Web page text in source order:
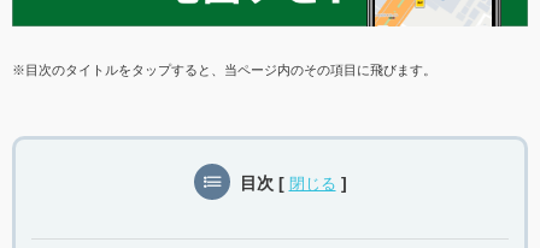
※目次のタイトルをタップすると、当ページ内のその項目に飛びます。
目次 [ 閉じる ]